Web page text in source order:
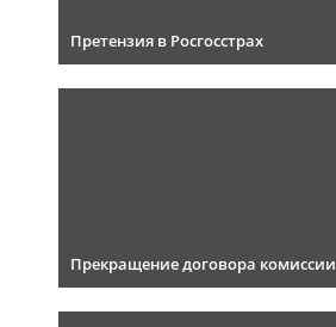
Претензия в Росгосстрах
Прекращение договора комиссии